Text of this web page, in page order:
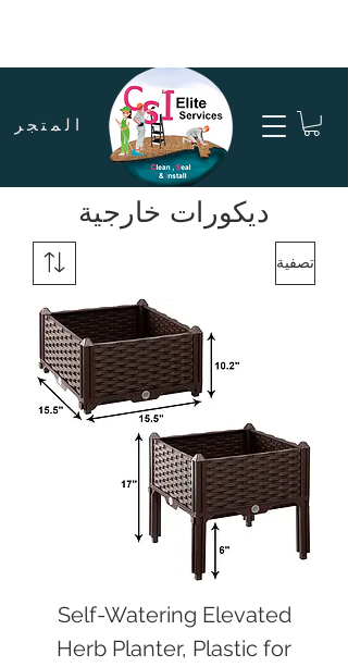
المتجر
ديكورات خارجية
تصفية
Self-Watering Elevated
Herb Planter, Plastic for